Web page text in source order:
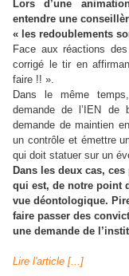
Lors d’une
entendre une
« les redoublements
Face aux réactions
corrigé le tir en
faire !! ».
Dans le même
demande de l’IEN de
demande de maintien
un contrôle et émettre
qui doit statuer sur un
Dans les deux cas,
qui est, de notre point
vue déontologique.
faire passer des
une demande de
Lire l'article [...]